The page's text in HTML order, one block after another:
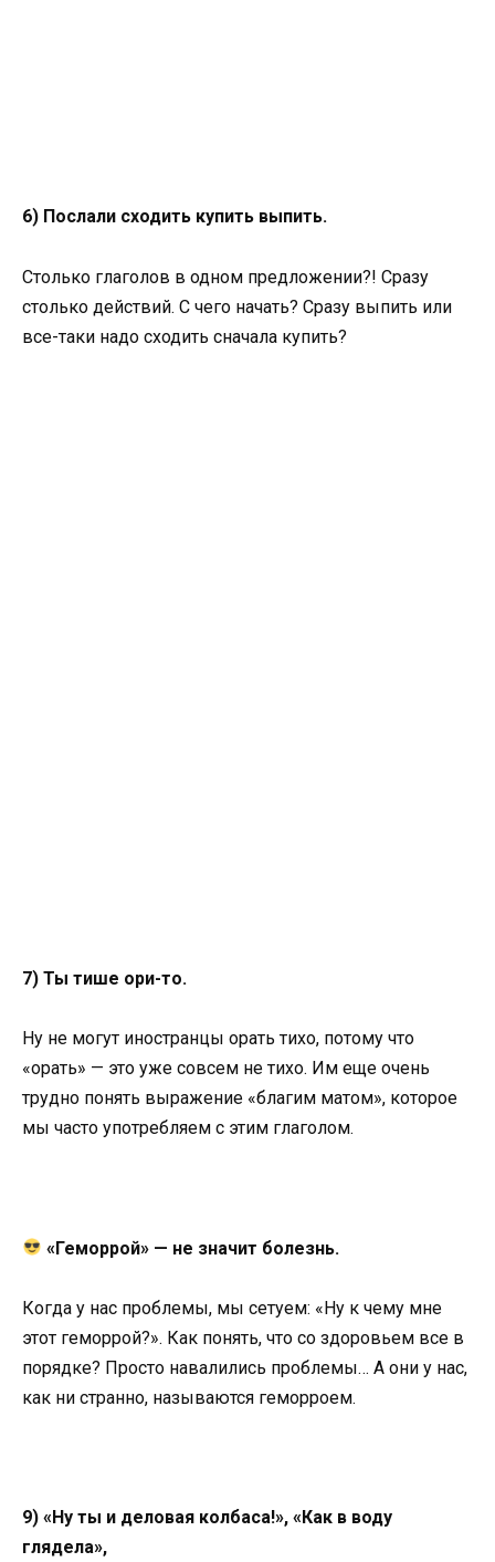
6) Послали сходить купить выпить.
Столько глаголов в одном предложении?! Сразу
столько действий. С чего начать? Сразу выпить или
все-таки надо сходить сначала купить?
7) Ты тише ори-то.
Ну не могут иностранцы орать тихо, потому что
«орать» — это уже совсем не тихо. Им еще очень
трудно понять выражение «благим матом», которое
мы часто употребляем с этим глаголом.
«Геморрой» — не значит болезнь.
Когда у нас проблемы, мы сетуем: «Ну к чему мне
этот геморрой?». Как понять, что со здоровьем все в
порядке? Просто навалились проблемы… А они у нас,
как ни странно, называются геморроем.
9) «Ну ты и деловая колбаса!», «Как в воду
глядела»,